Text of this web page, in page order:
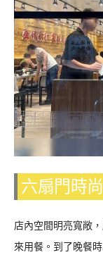
六扇門時
店內空間明亮寬敞
來用餐。到了晚餐